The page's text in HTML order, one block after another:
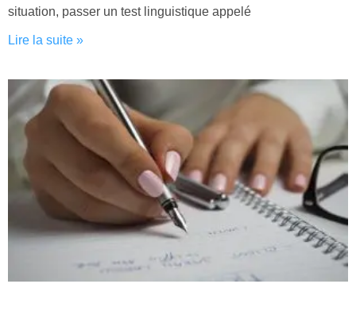
situation, passer un test linguistique appelé
Lire la suite »